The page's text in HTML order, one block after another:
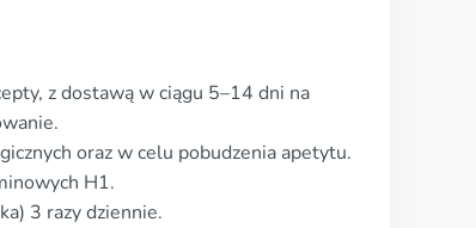
z dostawą w ciągu 5–14 dni na
oraz w celu pobudzenia apetytu.
H1.
3 razy dziennie.